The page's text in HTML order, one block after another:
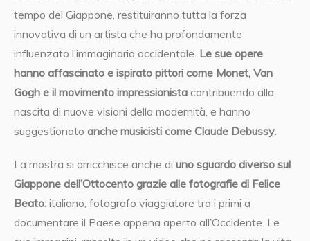
tempo del Giappone, restituiranno tutta la forza
innovativa di un artista che ha profondamente
influenzato l’immaginario occidentale. Le sue opere
hanno affascinato e ispirato pittori come Monet, Van
Gogh e il movimento impressionista contribuendo alla
nascita di nuove visioni della modernità, e hanno
suggestionato anche musicisti come Claude Debussy.
La mostra si arricchisce anche di uno sguardo diverso sul
Giappone dell’Ottocento grazie alle fotografie di Felice
Beato: italiano, fotografo viaggiatore tra i primi a
documentare il Paese appena aperto all’Occidente. Le